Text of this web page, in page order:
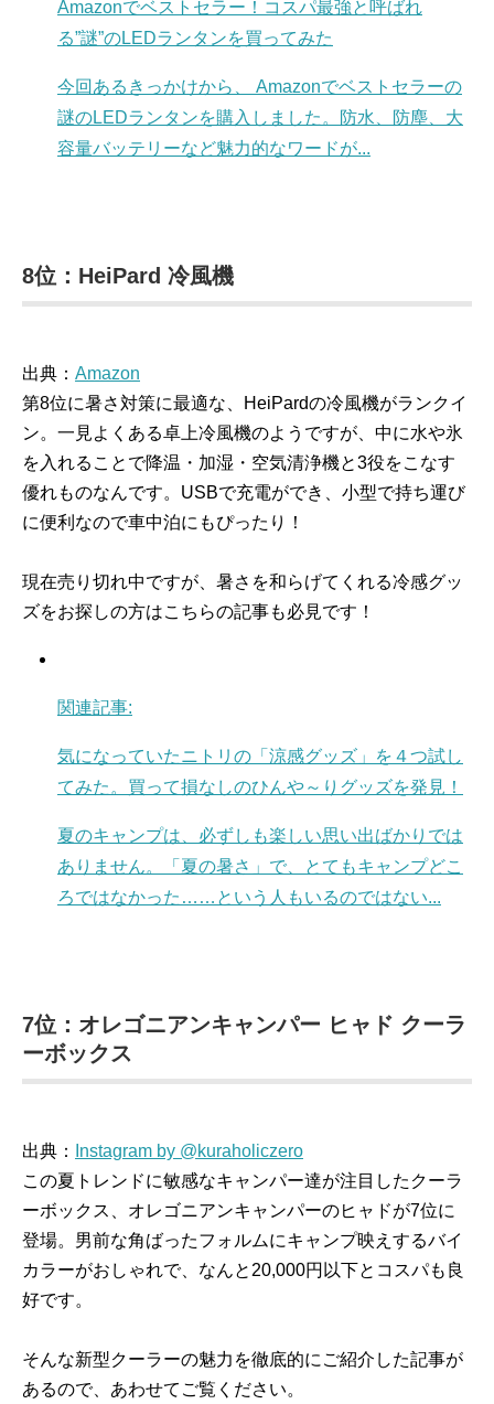
Amazonでベストセラー！コスパ最強と呼ばれ
る”謎”のLEDランタンを買ってみた
今回あるきっかけから、 Amazonでベストセラーの
謎のLEDランタンを購入しました。防水、防塵、大
容量バッテリーなど魅力的なワードが...
8位：HeiPard 冷風機
出典： Amazon
第8位に暑さ対策に最適な、HeiPardの冷風機がランクイ
ン。一見よくある卓上冷風機のようですが、中に水や氷
を入れることで降温・加湿・空気清浄機と3役をこなす
優れものなんです。USBで充電ができ、小型で持ち運び
に便利なので車中泊にもぴったり！
現在売り切れ中ですが、暑さを和らげてくれる冷感グッ
ズをお探しの方はこちらの記事も必見です！
関連記事:
気になっていたニトリの「涼感グッズ」を４つ試し
てみた。買って損なしのひんや～りグッズを発見！
夏のキャンプは、必ずしも楽しい思い出ばかりでは
ありません。「夏の暑さ」で、とてもキャンプどこ
ろではなかった……という人もいるのではない...
7位：オレゴニアンキャンパー ヒャド クーラ
ーボックス
出典：
Instagram by @kuraholiczero
この夏トレンドに敏感なキャンパー達が注目したクーラ
ーボックス、オレゴニアンキャンパーのヒャドが7位に
登場。男前な角ばったフォルムにキャンプ映えするバイ
カラーがおしゃれで、なんと20,000円以下とコスパも良
好です。
そんな新型クーラーの魅力を徹底的にご紹介した記事が
あるので、あわせてご覧ください。